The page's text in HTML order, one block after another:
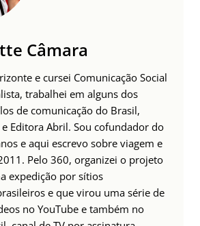
Câmara
e cursei Comunicação Social
trabalhei em alguns dos
de comunicação do Brasil,
Editora Abril. Sou cofundador do
e aqui escrevo sobre viagem e
Pelo 360, organizei o projeto
expedição por sítios
e que virou uma série de
no YouTube e também no